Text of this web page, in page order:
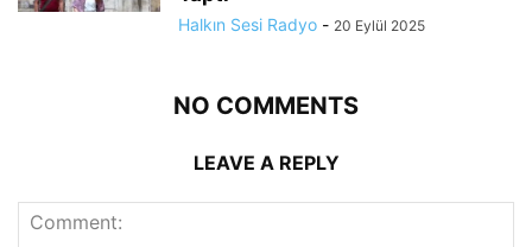
Halkın Sesi Radyo - 20 Eylül 2025
NO COMMENTS
LEAVE A REPLY